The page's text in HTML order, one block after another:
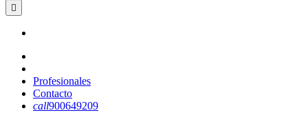

Profesionales
Contacto
call900649209